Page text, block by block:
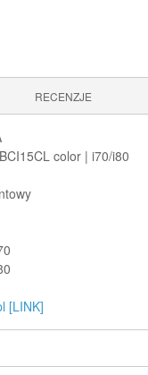
RECENZJE
color | i70/i80
[LINK]